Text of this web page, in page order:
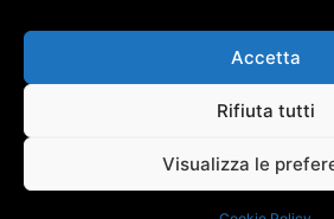
Accetta
Rifiuta tutti
Visualizza le
Disclaimer